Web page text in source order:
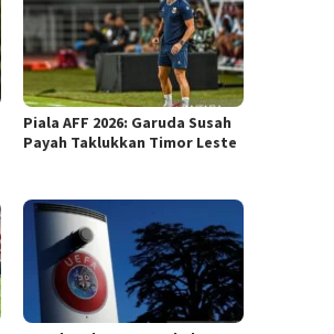
Piala AFF 2026: Garuda Susah
Payah Taklukkan Timor Leste